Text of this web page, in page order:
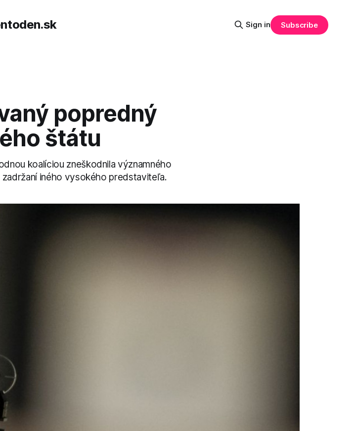
Sign in Subscribe
popredný
štátu
koalíciou zneškodnila významného
iného vysokého predstaviteľa.